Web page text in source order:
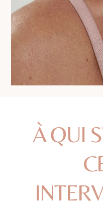
À QUI